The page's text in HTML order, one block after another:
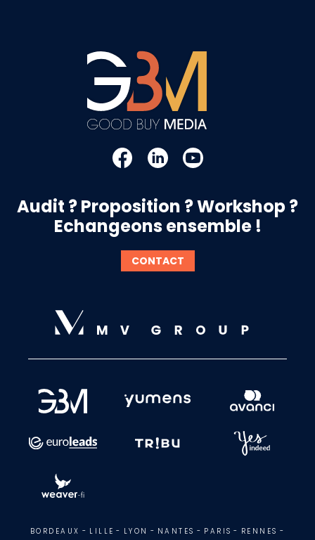
Audit ? Proposition ? Workshop ?
Echangeons ensemble !
CONTACT
BORDEAUX - LILLE - LYON - NANTES - PARIS - RENNES -